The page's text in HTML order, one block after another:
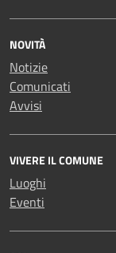
NOVITÀ
Notizie
Comunicati
Avvisi
VIVERE IL COMUNE
Luoghi
Eventi